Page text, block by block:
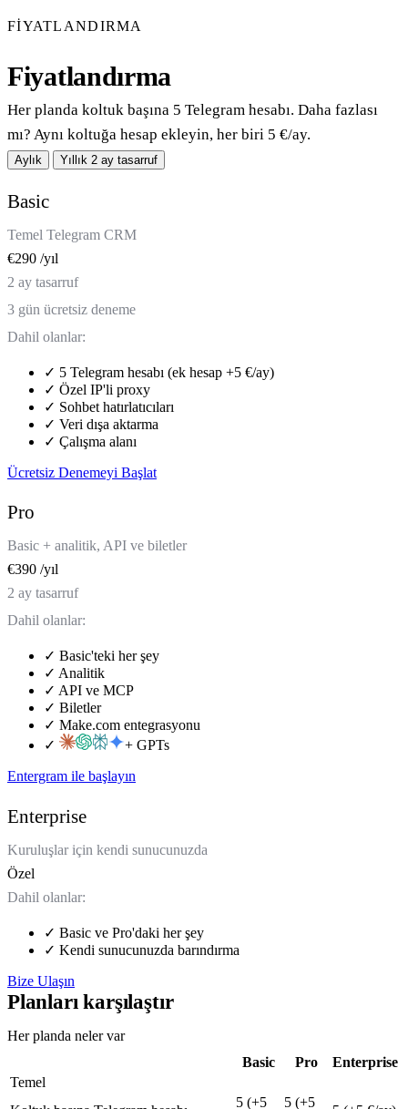
FIYATLANDIRMA
Fiyatlandırma
Her planda koltuk başına 5 Telegram hesabı. Daha fazlası
mı? Aynı koltuğa hesap ekleyin, her biri 5 €/ay.
Aylık Yıllık 2 ay tasarruf
Basic
Temel Telegram CRM
€290 /yıl
2 ay tasarruf
3 gün ücretsiz deneme
Dahil olanlar:
✓ 5 Telegram hesabı (ek hesap +5 €/ay)
✓ Özel IP'li proxy
✓ Sohbet hatırlatıcıları
✓ Veri dışa aktarma
✓ Çalışma alanı
Ücretsiz Denemeyi Başlat
Pro
Basic + analitik, API ve biletler
€390 /yıl
2 ay tasarruf
Dahil olanlar:
✓ Basic'teki her şey
✓ Analitik
✓ API ve MCP
✓ Biletler
✓ Make.com entegrasyonu
✓
+ GPTs
Entergram ile başlayın
Enterprise
Kuruluşlar için kendi sunucunuzda
Özel
Dahil olanlar:
✓ Basic ve Pro'daki her şey
✓ Kendi sunucunuzda barındırma
Bize Ulaşın
Planları karşılaştır
Her planda neler var
Basic
Pro
Enterprise
Temel
5 (+5 5 (+5